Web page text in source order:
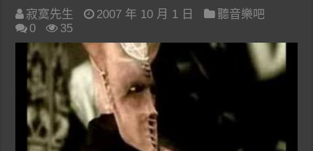
寂寞先生 2007 年 10 月 1 日
聽音樂吧
0
35